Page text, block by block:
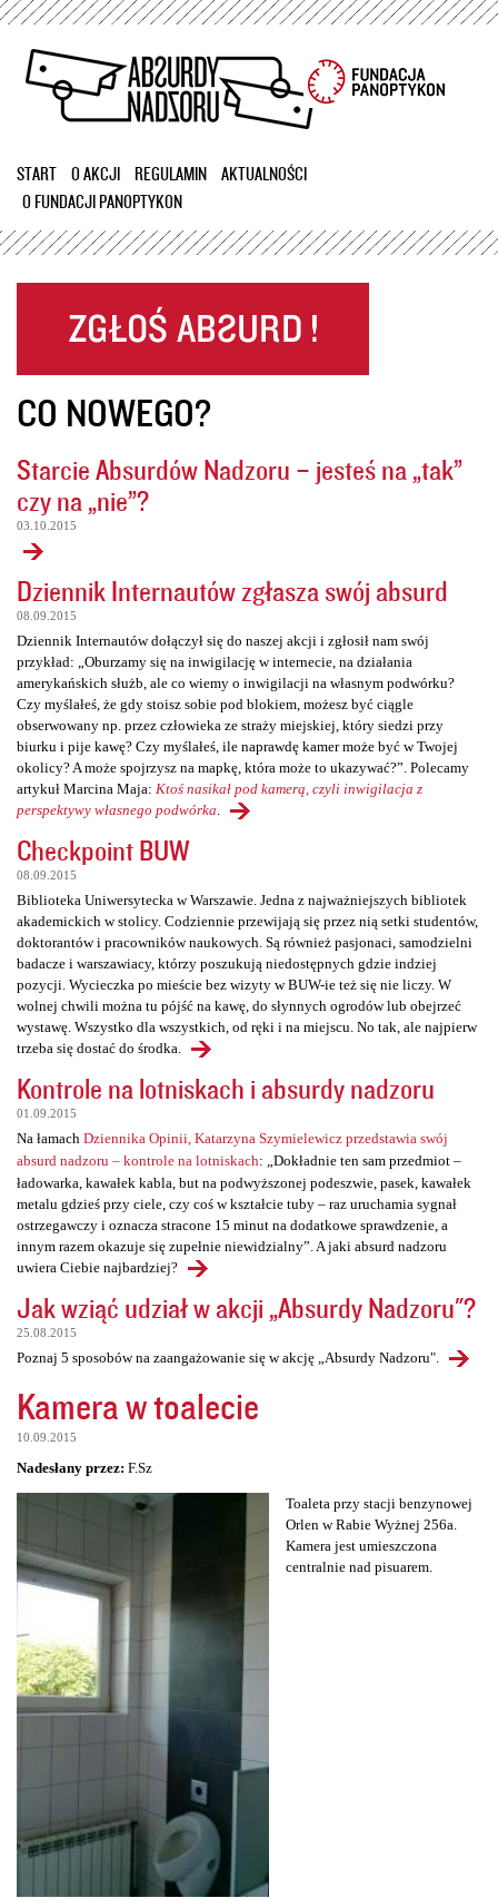
Przejdź
treści
START O AKCJI REGULAMIN
AKTUALNOŚCI
O FUNDACJI PANOPTYKON
CO NOWEGO?
Starcie Absurdów Nadzoru – jesteś na „tak”
czy na „nie”?
03.10.2015
Dziennik Internautów zgłasza swój absurd
08.09.2015
Dziennik Internautów dołączył się do naszej akcji i zgłosił nam swój
przykład: „Oburzamy się na inwigilację w internecie, na działania
amerykańskich służb, ale co wiemy o inwigilacji na własnym podwórku?
Czy myślałeś, że gdy stoisz sobie pod blokiem, możesz być ciągle
obserwowany np. przez człowieka ze straży miejskiej, który siedzi przy
biurku i pije kawę? Czy myślałeś, ile naprawdę kamer może być w Twojej
okolicy? A może spojrzysz na mapkę, która może to ukazywać?”. Polecamy
artykuł Marcina Maja: Ktoś nasikał pod kamerą, czyli inwigilacja z
perspektywy własnego podwórka
Checkpoint BUW
08.09.2015
Biblioteka Uniwersytecka w Warszawie. Jedna z najważniejszych bibliotek
akademickich w stolicy. Codziennie przewijają się przez nią setki studentów,
doktorantów i pracowników naukowych. Są również pasjonaci, samodzielni
badacze i warszawiacy, którzy poszukują niedostępnych gdzie indziej
pozycji. Wycieczka po mieście bez wizyty w BUW-ie też się nie liczy. W
wolnej chwili można tu pójść na kawę, do słynnych ogrodów lub obejrzeć
wystawę. Wszystko dla wszystkich, od ręki i na miejscu. No tak, ale najpierw
trzeba się dostać do środka.
Kontrole na lotniskach i absurdy nadzoru
01.09.2015
Na łamach Dziennika Opinii, Katarzyna Szymielewicz przedstawia swój
absurd nadzoru – kontrole na lotniskach: „Dokładnie ten sam przedmiot –
ładowarka, kawałek kabla, but na podwyższonej podeszwie, pasek, kawałek
metalu gdzieś przy ciele, czy coś w kształcie tuby – raz uruchamia sygnał
ostrzegawczy i oznacza stracone 15 minut na dodatkowe sprawdzenie, a
innym razem okazuje się zupełnie niewidzialny”. A jaki absurd nadzoru
uwiera Ciebie najbardziej?
Jak wziąć udział w akcji „Absurdy Nadzoru"?
25.08.2015
Poznaj 5 sposobów na zaangażowanie się w akcję „Absurdy Nadzoru".
Kamera w toalecie
10.09.2015
Nadesłany przez: F.Sz
Toaleta przy stacji benzynowej
Orlen w Rabie Wyżnej 256a.
Kamera jest umieszczona
centralnie nad pisuarem.